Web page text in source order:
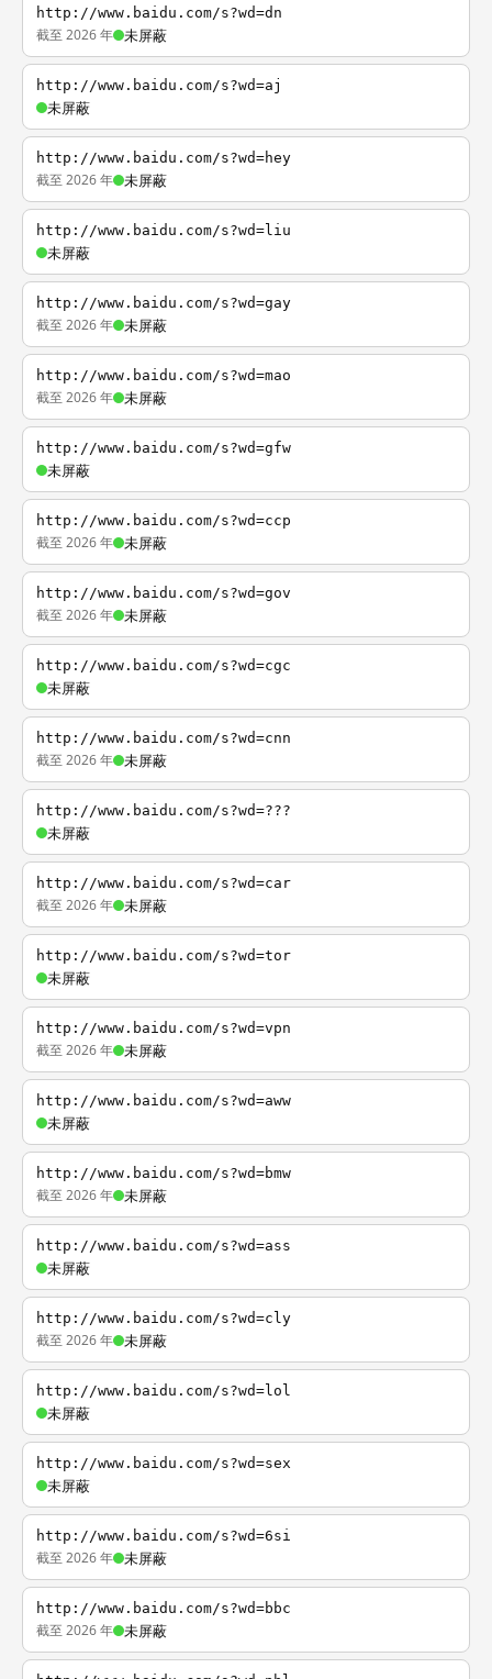
http://www.baidu.com/s?wd=dn
截至 2026 年 未屏蔽
http://www.baidu.com/s?wd=aj
未屏蔽
http://www.baidu.com/s?wd=hey
截至 2026 年 未屏蔽
http://www.baidu.com/s?wd=liu
未屏蔽
http://www.baidu.com/s?wd=gay
截至 2026 年 未屏蔽
http://www.baidu.com/s?wd=mao
截至 2026 年 未屏蔽
http://www.baidu.com/s?wd=gfw
未屏蔽
http://www.baidu.com/s?wd=ccp
截至 2026 年 未屏蔽
http://www.baidu.com/s?wd=gov
截至 2026 年 未屏蔽
http://www.baidu.com/s?wd=cgc
未屏蔽
http://www.baidu.com/s?wd=cnn
截至 2026 年 未屏蔽
http://www.baidu.com/s?wd=???
未屏蔽
http://www.baidu.com/s?wd=car
截至 2026 年 未屏蔽
http://www.baidu.com/s?wd=tor
未屏蔽
http://www.baidu.com/s?wd=vpn
截至 2026 年 未屏蔽
http://www.baidu.com/s?wd=aww
未屏蔽
http://www.baidu.com/s?wd=bmw
截至 2026 年 未屏蔽
http://www.baidu.com/s?wd=ass
未屏蔽
http://www.baidu.com/s?wd=cly
截至 2026 年 未屏蔽
http://www.baidu.com/s?wd=lol
未屏蔽
http://www.baidu.com/s?wd=sex
未屏蔽
http://www.baidu.com/s?wd=6si
截至 2026 年 未屏蔽
http://www.baidu.com/s?wd=bbc
截至 2026 年 未屏蔽